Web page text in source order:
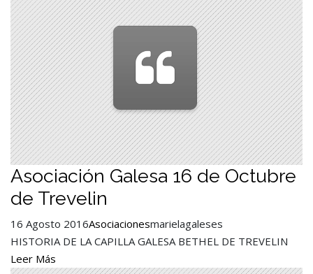
Asociación Galesa 16 de Octubre
de Trevelin
16 Agosto 2016Asociacionesmarielagaleses
HISTORIA DE LA CAPILLA GALESA BETHEL DE TREVELIN
Leer Más